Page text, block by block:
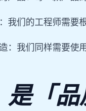
我们的工程师需要
：我们同样需要使
「品